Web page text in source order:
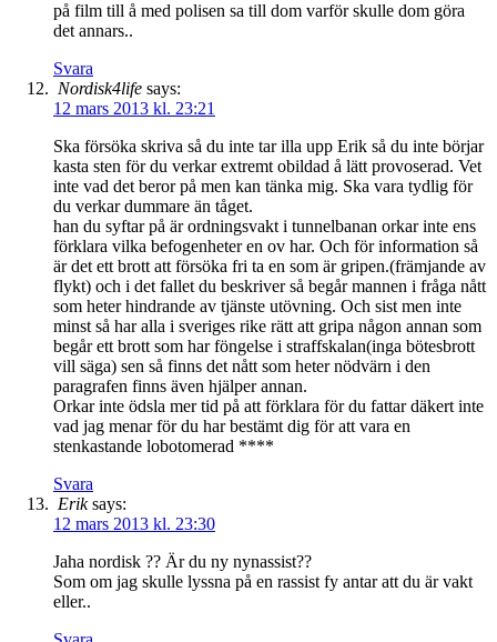
på film till å med polisen sa till dom varför skulle dom göra
det annars..
Svara
Nordisk4life says:
12 mars 2013 kl. 23:21
Ska försöka skriva så du inte tar illa upp Erik så du inte börjar
kasta sten för du verkar extremt obildad å lätt provoserad. Vet
inte vad det beror på men kan tänka mig. Ska vara tydlig för
du verkar dummare än tåget.
han du syftar på är ordningsvakt i tunnelbanan orkar inte ens
förklara vilka befogenheter en ov har. Och för information så
är det ett brott att försöka fri ta en som är gripen.(främjande av
flykt) och i det fallet du beskriver så begår mannen i fråga nått
som heter hindrande av tjänste utövning. Och sist men inte
minst så har alla i sveriges rike rätt att gripa någon annan som
begår ett brott som har föngelse i straffskalan(inga bötesbrott
vill säga) sen så finns det nått som heter nödvärn i den
paragrafen finns även hjälper annan.
Orkar inte ödsla mer tid på att förklara för du fattar däkert inte
vad jag menar för du har bestämt dig för att vara en
stenkastande lobotomerad ****
Svara
Erik says:
12 mars 2013 kl. 23:30
Jaha nordisk ?? Är du ny nynassist??
Som om jag skulle lyssna på en rassist fy antar att du är vakt
eller..